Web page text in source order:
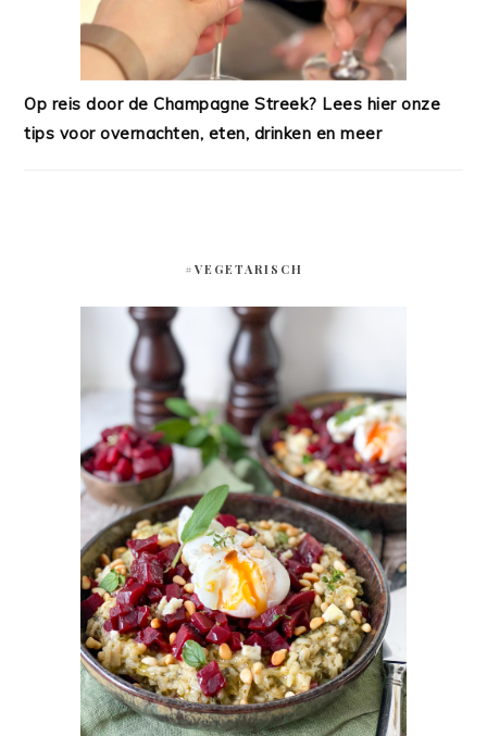
Op reis door de Champagne Streek? Lees hier onze
tips voor overnachten, eten, drinken en meer
#VEGETARISCH